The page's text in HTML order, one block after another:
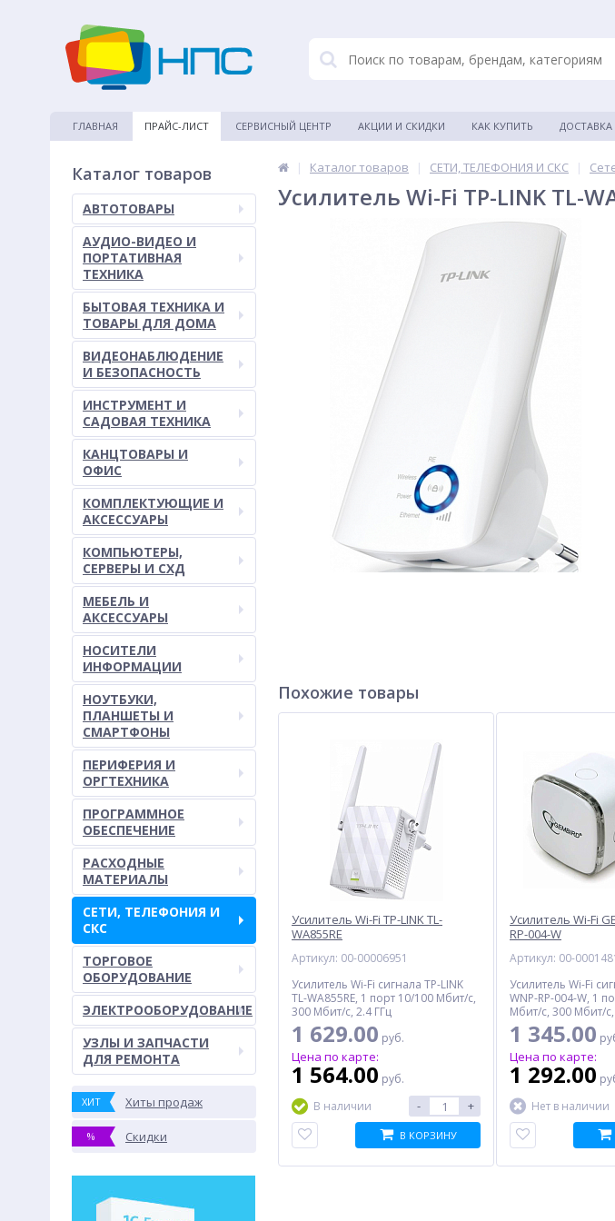
ГЛАВНАЯ ПРАЙС-ЛИСТ СЕРВИСНЫЙ ЦЕНТР АКЦИИ И СКИДКИ КАК КУПИТЬ ДОСТАВКА
Каталог товаров
АВТОТОВАРЫ
АУДИО-ВИДЕО И
ПОРТАТИВНАЯ
ТЕХНИКА
БЫТОВАЯ ТЕХНИКА И
ТОВАРЫ ДЛЯ ДОМА
ВИДЕОНАБЛЮДЕНИЕ
И БЕЗОПАСНОСТЬ
ИНСТРУМЕНТ И
САДОВАЯ ТЕХНИКА
КАНЦТОВАРЫ И
ОФИС
КОМПЛЕКТУЮЩИЕ И
АКСЕССУАРЫ
КОМПЬЮТЕРЫ,
СЕРВЕРЫ И СХД
МЕБЕЛЬ И
АКСЕССУАРЫ
НОСИТЕЛИ
ИНФОРМАЦИИ
НОУТБУКИ,
ПЛАНШЕТЫ И
СМАРТФОНЫ
ПЕРИФЕРИЯ И
ОРГТЕХНИКА
ПРОГРАММНОЕ
ОБЕСПЕЧЕНИЕ
РАСХОДНЫЕ
МАТЕРИАЛЫ
СЕТИ, ТЕЛЕФОНИЯ И
СКС
ТОРГОВОЕ
ОБОРУДОВАНИЕ
ЭЛЕКТРООБОРУДОВАНИЕ
УЗЛЫ И ЗАПЧАСТИ
ДЛЯ РЕМОНТА
ХИТ Хиты продаж
% Скидки
| Каталог товаров | СЕТИ, ТЕЛЕФОНИЯ И СКС |
Усилитель Wi-Fi TP-LINK TL-
Похожие товары
Усилитель Wi-Fi TP-LINK TL-
WA855RE
Артикул: 00-00006951
Усилитель Wi-Fi сигнала TP-LINK
TL-WA855RE, 1 порт 10/100 Мбит/с,
300 Мбит/с, 2.4 ГГц
1 629.00 руб.
Цена по карте:
1 564.00 руб.
В наличии
- +
В КОРЗИНУ
Усилитель Wi-Fi
RP-004-W
Артикул: 00-
Усилитель Wi-Fi
WNP-RP-004-W, 1
Мбит/с, 300 Мбит/с,
1 345.00
Цена по карте:
1 292.00
Нет в наличии